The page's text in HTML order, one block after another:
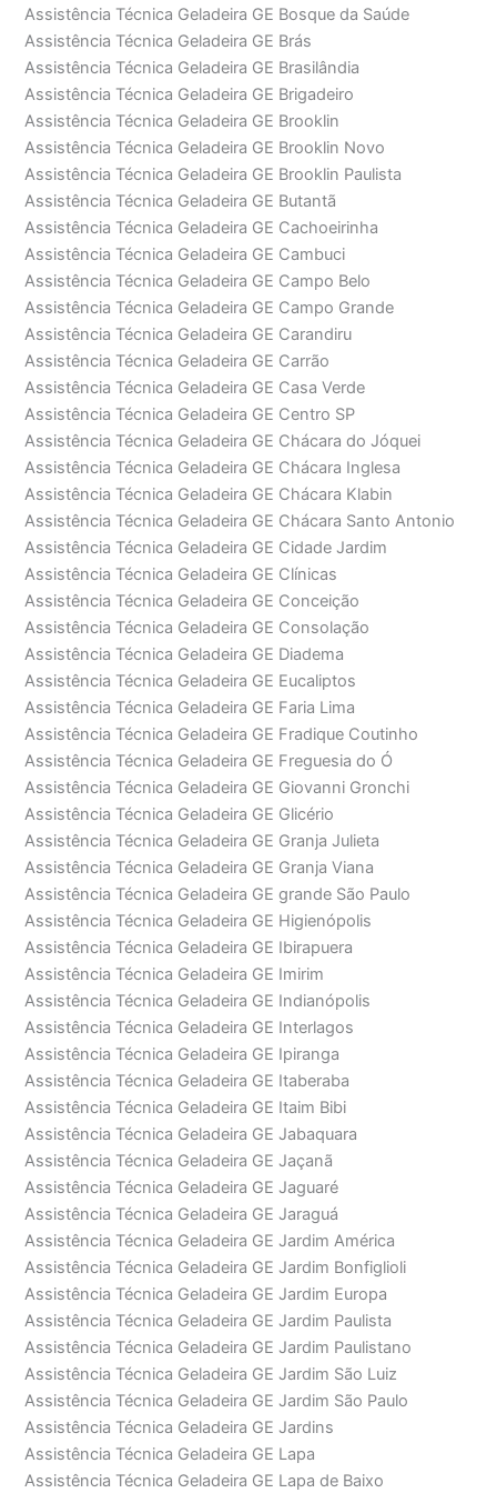
Assistência Técnica Geladeira GE Bosque da Saúde
Assistência Técnica Geladeira GE Brás
Assistência Técnica Geladeira GE Brasilândia
Assistência Técnica Geladeira GE Brigadeiro
Assistência Técnica Geladeira GE Brooklin
Assistência Técnica Geladeira GE Brooklin Novo
Assistência Técnica Geladeira GE Brooklin Paulista
Assistência Técnica Geladeira GE Butantã
Assistência Técnica Geladeira GE Cachoeirinha
Assistência Técnica Geladeira GE Cambuci
Assistência Técnica Geladeira GE Campo Belo
Assistência Técnica Geladeira GE Campo Grande
Assistência Técnica Geladeira GE Carandiru
Assistência Técnica Geladeira GE Carrão
Assistência Técnica Geladeira GE Casa Verde
Assistência Técnica Geladeira GE Centro SP
Assistência Técnica Geladeira GE Chácara do Jóquei
Assistência Técnica Geladeira GE Chácara Inglesa
Assistência Técnica Geladeira GE Chácara Klabin
Assistência Técnica Geladeira GE Chácara Santo Antonio
Assistência Técnica Geladeira GE Cidade Jardim
Assistência Técnica Geladeira GE Clínicas
Assistência Técnica Geladeira GE Conceição
Assistência Técnica Geladeira GE Consolação
Assistência Técnica Geladeira GE Diadema
Assistência Técnica Geladeira GE Eucaliptos
Assistência Técnica Geladeira GE Faria Lima
Assistência Técnica Geladeira GE Fradique Coutinho
Assistência Técnica Geladeira GE Freguesia do Ó
Assistência Técnica Geladeira GE Giovanni Gronchi
Assistência Técnica Geladeira GE Glicério
Assistência Técnica Geladeira GE Granja Julieta
Assistência Técnica Geladeira GE Granja Viana
Assistência Técnica Geladeira GE grande São Paulo
Assistência Técnica Geladeira GE Higienópolis
Assistência Técnica Geladeira GE Ibirapuera
Assistência Técnica Geladeira GE Imirim
Assistência Técnica Geladeira GE Indianópolis
Assistência Técnica Geladeira GE Interlagos
Assistência Técnica Geladeira GE Ipiranga
Assistência Técnica Geladeira GE Itaberaba
Assistência Técnica Geladeira GE Itaim Bibi
Assistência Técnica Geladeira GE Jabaquara
Assistência Técnica Geladeira GE Jaçanã
Assistência Técnica Geladeira GE Jaguaré
Assistência Técnica Geladeira GE Jaraguá
Assistência Técnica Geladeira GE Jardim América
Assistência Técnica Geladeira GE Jardim Bonfiglioli
Assistência Técnica Geladeira GE Jardim Europa
Assistência Técnica Geladeira GE Jardim Paulista
Assistência Técnica Geladeira GE Jardim Paulistano
Assistência Técnica Geladeira GE Jardim São Luiz
Assistência Técnica Geladeira GE Jardim São Paulo
Assistência Técnica Geladeira GE Jardins
Assistência Técnica Geladeira GE Lapa
Assistência Técnica Geladeira GE Lapa de Baixo